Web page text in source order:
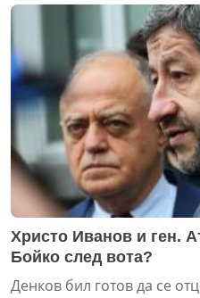
Христо Иванов и ген.
Бойко след вота?
Денков бил готов да се